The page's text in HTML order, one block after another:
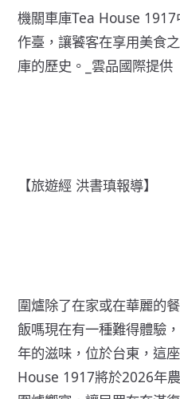
機關車庫Tea House
作臺，讓饕客在享用美食
庫的歷史。_雲品國際提供
【旅遊經 洪書瑱報導】
圍爐除了在家或在華麗的
飯嗎現在有一種難得體驗
年的滋味，位於台東，這
House 1917將於2026年